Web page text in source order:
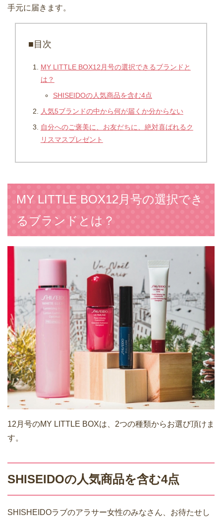
手元に届きます。
■目次
MY LITTLE BOX12月号の選択できるブランドと
は？
SHISEIDOの人気商品を含む4点
人気5ブランドの中から何が届くか分からない
自分へのご褒美に、お友だちに、絶対喜ばれるク
リスマスプレゼント
MY LITTLE BOX12月号の選択でき
るブランドとは？
12月号のMY LITTLE BOXは、2つの種類からお選び頂けま
す。
SHISEIDOの人気商品を含む4点
SHISHEIDOラブのアラサー女性のみなさん、お待たせし